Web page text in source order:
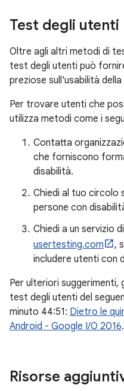
Test degli utenti
Oltre agli altri metodi di
test degli utenti può
preziose sull'usabilità
Per trovare utenti che
utilizza metodi come i
Contatta
che forniscono
disabilità.
Chiedi al tuo circolo
persone con
Chiedi a un servizio
usertesting.com
,
includere utenti con
Per ulteriori suggerimenti,
test degli utenti del
minuto 44:51: Dietro le
Android - Google I/O 2016.
Risorse